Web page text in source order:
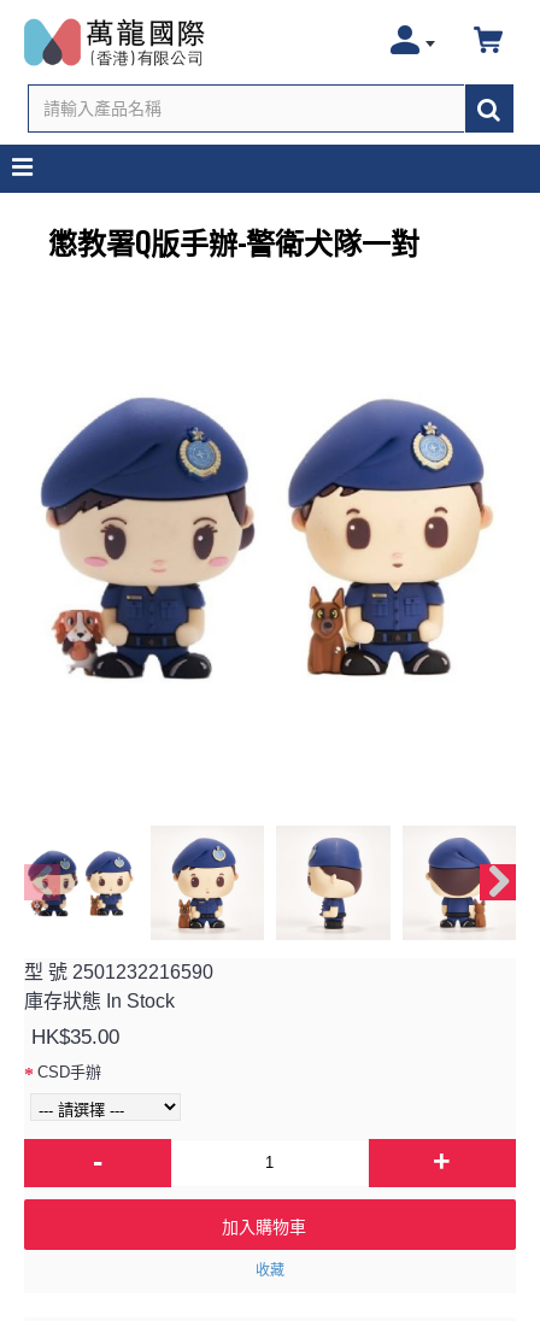
懲教署Q版手辦-警衛犬隊一對
型 號 2501232216590
庫存狀態 In Stock
HK$35.00
CSD手辦
- +
加入購物車
收藏